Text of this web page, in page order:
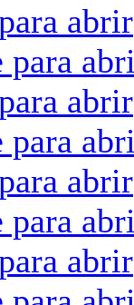
abrir
abrir
abrir
abrir